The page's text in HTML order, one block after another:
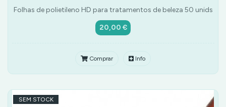
Folhas de polietileno HD para tratamentos de beleza 50 unids
20,00 €
Comprar Info
SEM STOCK